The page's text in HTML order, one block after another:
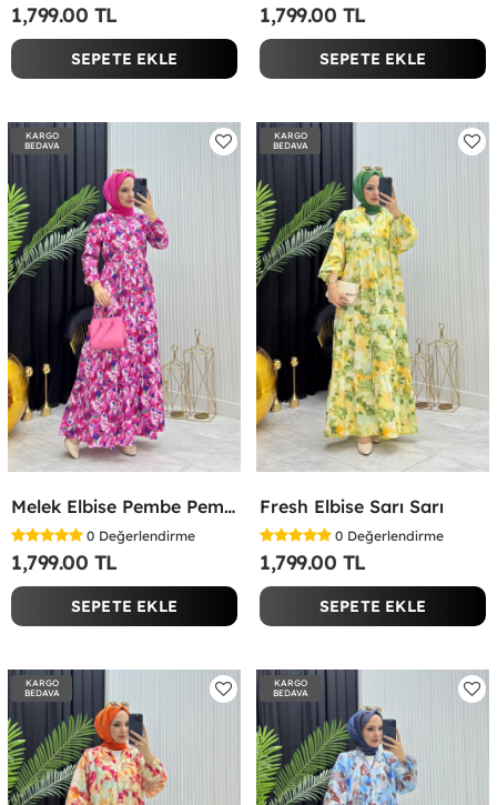
1,799.00 TL
SEPETE EKLE
1,799.00 TL
SEPETE EKLE
KARGO
BEDAVA
Melek Elbise Pembe Pembe
0 Değerlendirme
1,799.00 TL
SEPETE EKLE
KARGO
BEDAVA
Fresh Elbise Sarı Sarı
0 Değerlendirme
1,799.00 TL
SEPETE EKLE
KARGO
BEDAVA
KARGO
BEDAVA